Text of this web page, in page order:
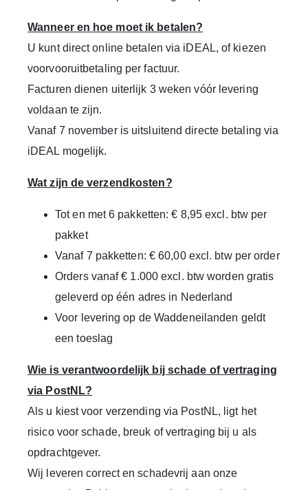
Wanneer en hoe moet ik betalen?
U kunt direct online betalen via iDEAL, of kiezen
voorvooruitbetaling per factuur.
Facturen dienen uiterlijk 3 weken vóór levering
voldaan te zijn.
Vanaf 7 novemberis uitsluitend directe betaling via
iDEAL mogelijk.
Wat zijn de verzendkosten?
Tot en met 6 pakketten: € 8,95 excl. btw per
pakket
Vanaf 7 pakketten: € 60,00 excl. btw per order
Orders vanaf € 1.000 excl. btw worden gratis
geleverd op één adres in Nederland
Voor levering op de Waddeneilanden geldt
een toeslag
Wie is verantwoordelijk bij schade of vertraging
via PostNL?
Als u kiest voor verzending via PostNL, ligt het
risico voor schade, breuk of vertraging bij u als
opdrachtgever.
Wij leveren correct en schadevrij aan onze